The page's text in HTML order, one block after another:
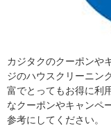
カジタクのクーポンや
ジのハウスクリーニン
富でとってもお得に利
なクーポンやキャンペ
参考にしてください。